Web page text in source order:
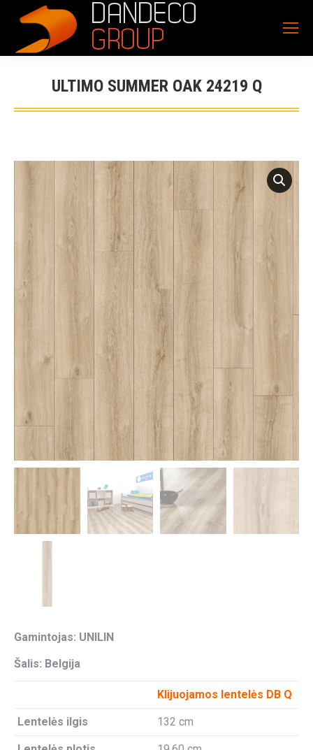
ULTIMO SUMMER OAK 24219 Q
Gamintojas: UNILIN
Šalis: Belgija
Klijuojamos lentelės DB Q
Lentelės ilgis 132 cm